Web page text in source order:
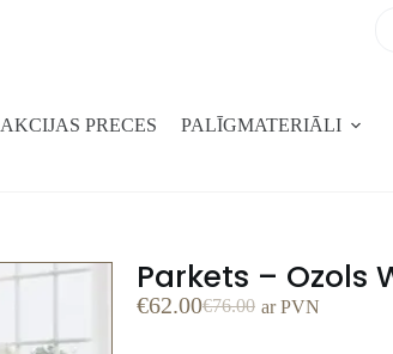
AKCIJAS PRECES PALĪGMATERIĀLI
Parkets – Ozols
€76.00
€62.00 ar PVN